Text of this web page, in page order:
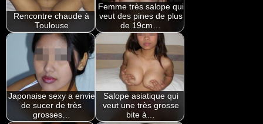
Rencontre chaude à
Toulouse
Femme très salope qui
veut des pines de plus
de 19cm…
Japonaise sexy a envie
de sucer de très
grosses…
Salope asiatique qui
veut une très grosse
bite à…